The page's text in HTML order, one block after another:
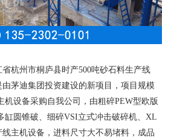
省杭州市桐庐县时产500吨砂石料生产线
由茅迪集团投资建设的新项目，项目规模
机设备采购自我公司，由粗碎PEW型欧版
缸圆锥破、细碎VSI立式冲击破碎机、XL
主机设备，进料尺寸大不易堵料，成品